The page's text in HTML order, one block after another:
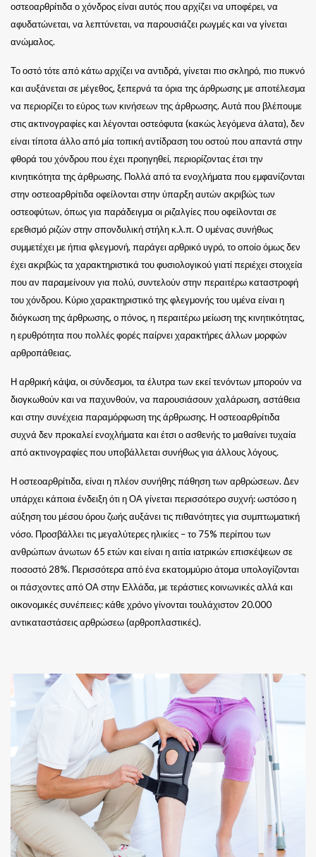
οστεοαρθρίτιδα ο χόνδρος είναι αυτός που αρχίζει να υποφέρει, να
αφυδατώνεται, να λεπτύνεται, να παρουσιάζει ρωγμές και να γίνεται
ανώμαλος.
Το οστό τότε από κάτω αρχίζει να αντιδρά, γίνεται πιο σκληρό, πιο πυκνό
και αυξάνεται σε μέγεθος, ξεπερνά τα όρια της άρθρωσης με αποτέλεσμα
να περιορίζει το εύρος των κινήσεων της άρθρωσης. Αυτά που βλέπουμε
στις ακτινογραφίες και λέγονται οστεόφυτα (κακώς λεγόμενα άλατα), δεν
είναι τίποτα άλλο από μία τοπική αντίδραση του οστού που απαντά στην
φθορά του χόνδρου που έχει προηγηθεί, περιορίζοντας έτσι την
κινητικότητα της άρθρωσης. Πολλά από τα ενοχλήματα που εμφανίζονται
στην οστεοαρθρίτιδα οφείλονται στην ύπαρξη αυτών ακριβώς των
οστεοφύτων, όπως για παράδειγμα οι ριζαλγίες που οφείλονται σε
ερεθισμό ριζών στην σπονδυλική στήλη κ.λ.π. Ο υμένας συνήθως
συμμετέχει με ήπια φλεγμονή, παράγει αρθρικό υγρό, το οποίο όμως δεν
έχει ακριβώς τα χαρακτηριστικά του φυσιολογικού γιατί περιέχει στοιχεία
που αν παραμείνουν για πολύ, συντελούν στην περαιτέρω καταστροφή
του χόνδρου. Κύριο χαρακτηριστικό της φλεγμονής του υμένα είναι η
διόγκωση της άρθρωσης, ο πόνος, η περαιτέρω μείωση της κινητικότητας,
η ερυθρότητα που πολλές φορές παίρνει χαρακτήρες άλλων μορφών
αρθροπάθειας.
Η αρθρική κάψα, οι σύνδεσμοι, τα έλυτρα των εκεί τενόντων μπορούν να
διογκωθούν και να παχυνθούν, να παρουσιάσουν χαλάρωση, αστάθεια
και στην συνέχεια παραμόρφωση της άρθρωσης. Η οστεοαρθρίτιδα
συχνά δεν προκαλεί ενοχλήματα και έτσι ο ασθενής το μαθαίνει τυχαία
από ακτινογραφίες που υποβάλλεται συνήθως για άλλους λόγους.
Η οστεοαρθρίτιδα, είναι η πλέον συνήθης πάθηση των αρθρώσεων. Δεν
υπάρχει κάποια ένδειξη ότι η ΟΑ γίνεται περισσότερο συχνή: ωστόσο η
αύξηση του μέσου όρου ζωής αυξάνει τις πιθανότητες για συμπτωματική
νόσο. Προσβάλλει τις μεγαλύτερες ηλικίες – το 75% περίπου των
ανθρώπων άνωτων 65 ετών και είναι η αιτία ιατρικών επισκέψεων σε
ποσοστό 28%. Περισσότερα από ένα εκατομμύριο άτομα υπολογίζονται
οι πάσχοντες από ΟΑ στην Ελλάδα, με τεράστιες κοινωνικές αλλά και
οικονομικές συνέπειες: κάθε χρόνο γίνονται τουλάχιστον 20.000
αντικαταστάσεις αρθρώσεω (αρθροπλαστικές).